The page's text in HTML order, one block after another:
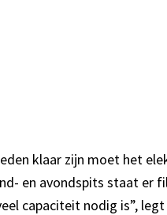
klaar zijn moet het
en avondspits staat er
capaciteit nodig is”,